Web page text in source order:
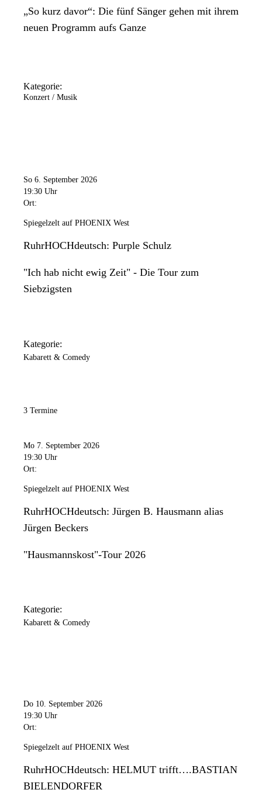
„So kurz davor“: Die fünf Sänger gehen mit ihrem
neuen Programm aufs Ganze
Kategorie:
Konzert / Musik
So 6. September 2026
19:30 Uhr
Ort:
Spiegelzelt auf PHOENIX West
RuhrHOCHdeutsch: Purple Schulz
"Ich hab nicht ewig Zeit" - Die Tour zum
Siebzigsten
Kategorie:
Kabarett & Comedy
3 Termine
Mo 7. September 2026
19:30 Uhr
Ort:
Spiegelzelt auf PHOENIX West
RuhrHOCHdeutsch: Jürgen B. Hausmann alias
Jürgen Beckers
"Hausmannskost"-Tour 2026
Kategorie:
Kabarett & Comedy
Do 10. September 2026
19:30 Uhr
Ort:
Spiegelzelt auf PHOENIX West
RuhrHOCHdeutsch: HELMUT trifft….BASTIAN
BIELENDORFER